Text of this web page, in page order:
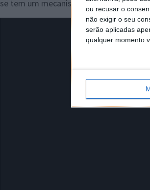
ou recusar o
não exigir o seu
serão aplicadas
qualquer momento
se tem um mecanismo de libertação. É